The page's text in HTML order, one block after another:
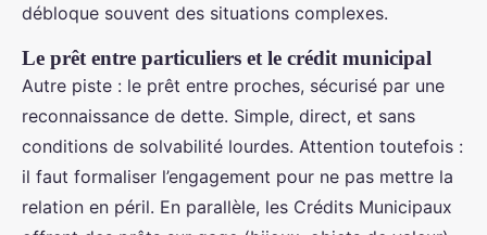
débloque souvent des situations complexes.
Le prêt entre particuliers et le crédit municipal
Autre piste : le prêt entre proches, sécurisé par une
reconnaissance de dette. Simple, direct, et sans
conditions de solvabilité lourdes. Attention toutefois :
il faut formaliser l’engagement pour ne pas mettre la
relation en péril. En parallèle, les Crédits Municipaux